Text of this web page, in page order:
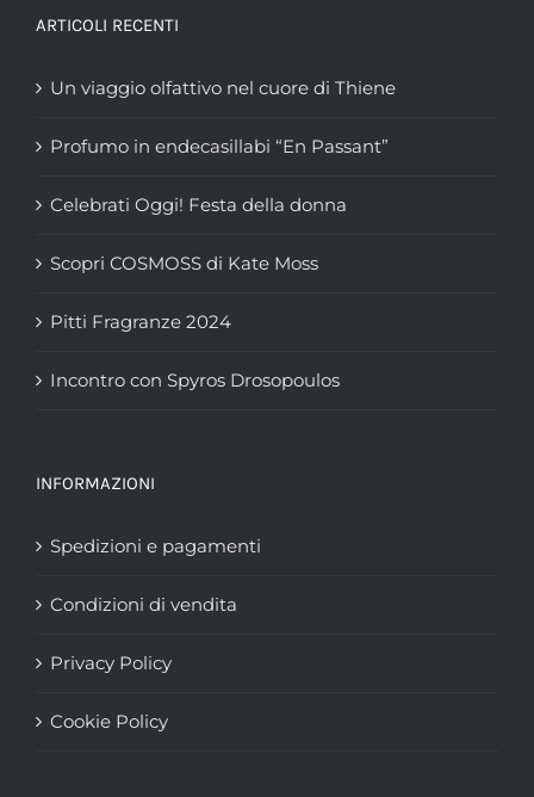
ARTICOLI RECENTI
Un viaggio olfattivo nel cuore di Thiene
Profumo in endecasillabi “En Passant”
Celebrati Oggi! Festa della donna
Scopri COSMOSS di Kate Moss
Pitti Fragranze 2024
Incontro con Spyros Drosopoulos
INFORMAZIONI
Spedizioni e pagamenti
Condizioni di vendita
Privacy Policy
Cookie Policy